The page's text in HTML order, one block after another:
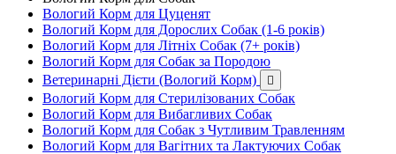
Вологий Корм для Цуценят
Вологий Корм для Дорослих Собак (1-6 років)
Вологий Корм для Літніх Собак (7+ років)
Вологий Корм для Собак за Породою
Ветеринарні Дієти (Вологий Корм)

Вологий Корм для Стерилізованих Собак
Вологий Корм для Вибагливих Собак
Вологий Корм для Собак з Чутливим Травленням
Вологий Корм для Вагітних та Лактуючих Собак